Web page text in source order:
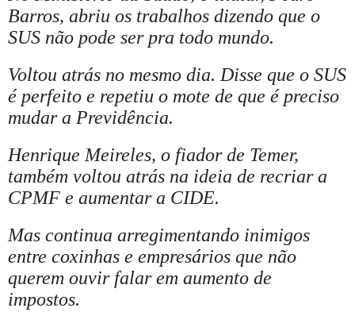
Barros, abriu os trabalhos dizendo que o
SUS não pode ser pra todo mundo.
Voltou atrás no mesmo dia. Disse que o SUS
é perfeito e repetiu o mote de que é preciso
mudar a Previdência.
Henrique Meireles, o fiador de Temer,
também voltou atrás na ideia de recriar a
CPMF e aumentar a CIDE.
Mas continua arregimentando inimigos
entre coxinhas e empresários que não
querem ouvir falar em aumento de
impostos.